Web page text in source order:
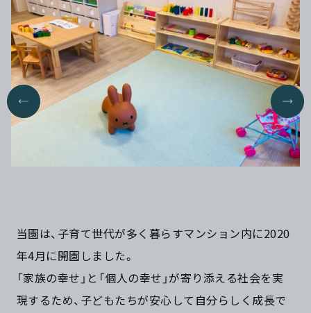
当園は、子育て世代が多く暮らすマンション内に2020
年4月に開園しました。
「家族の幸せ」と「個人の幸せ」が寄り添える社会を実
現するため、子どもたちが安心して自分らしく成長で